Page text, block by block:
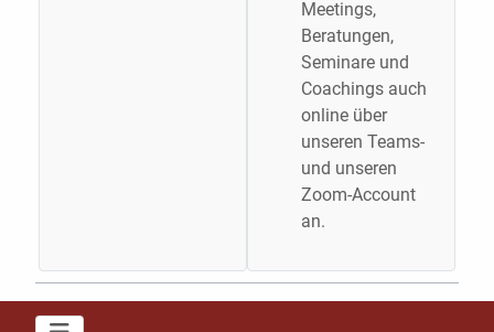
Meetings,
Beratungen,
Seminare und
Coachings auch
online über
unseren Teams-
und unseren
Zoom-Account
an.